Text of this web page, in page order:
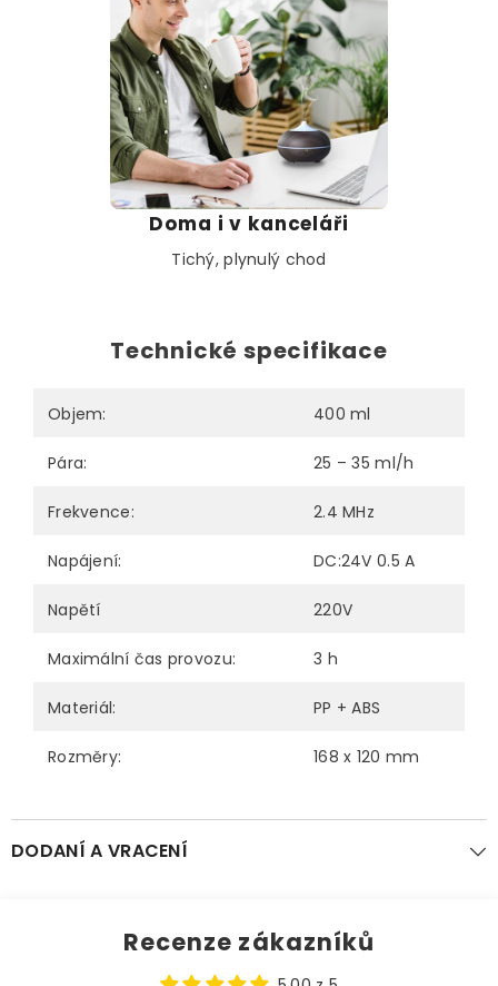
Doma i v kanceláři
Tichý, plynulý chod
Technické specifikace
Objem: 400 ml
Pára: 25 – 35 ml/h
Frekvence: 2.4 MHz
Napájení: DC:24V 0.5 A
Napětí 220V
Maximální čas provozu: 3 h
Materiál: PP + ABS
Rozměry: 168 x 120 mm
DODANÍ A VRACENÍ
Recenze zákazníků